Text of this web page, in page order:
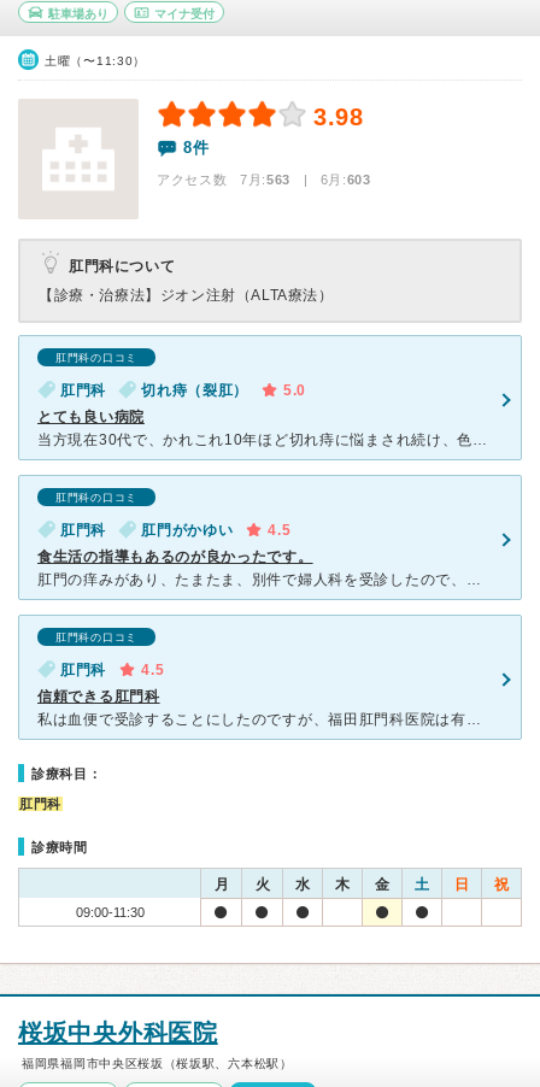
駐車場あり マイナ受付
土曜（〜11:30）
3.98
8件
アクセス数 7月:563 | 6月:603
肛門科について
【診療・治療法】 ジオン注射（ALTA療法）
肛門科の口コミ
肛門科 切れ痔（裂肛）
5.0
とても良い病院
当方現在30代で、かれこれ10年ほど切れ痔に悩まされ続け、色んな病院行きましたが、受付、看護師、先生どれをとってもここが一番良かったです。 女性で病院に悩まれてる方は女性専門外来にここに行くこと
肛門科の口コミ
肛門科 肛門がかゆい
4.5
食生活の指導もあるのが良かったです。
肛門の痒みがあり、たまたま、別件で婦人科を受診したので、婦人科医に診てもらったところ「肛門が赤いですね。炎症を起こしてると思いますが、器具などの関係で専門医でないとわからないと思いますから、肛門科を紹
肛門科の口コミ
肛門科
4.5
信頼できる肛門科
私は血便で受診することにしたのですが、福田肛門科医院は有名でとても混んでいました。 ですが、触診？で血を確認したため、大腸内視鏡の予約がいっぱいなのに、すぐ明日予約をしてくれました。とてもありがた
診療科目：
肛門科
診療時間
月 火 水 木 金 土 日 祝
09:00-11:30
桜坂中央外科医院
福岡県福岡市中央区桜坂（桜坂駅、六本松駅）